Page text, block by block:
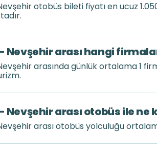
otobüs bileti fiyatı en ucuz
Nevşehir arası hangi
arasında günlük ortalama 1
Nevşehir arası otobüs ile ne
arası otobüs yolculuğu